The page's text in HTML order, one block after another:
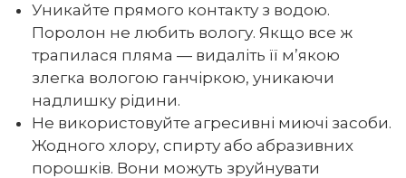
Уникайте прямого контакту з водою.
Поролон не любить вологу. Якщо все ж
трапилася пляма — видаліть її м’якою
злегка вологою ганчіркою, уникаючи
надлишку рідини.
Не використовуйте агресивні миючі засоби.
Жодного хлору, спирту або абразивних
порошків. Вони можуть зруйнувати